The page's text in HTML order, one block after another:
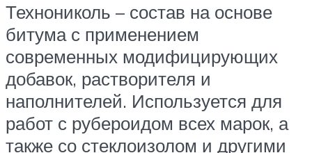
Технониколь – состав на основе
битума с применением
современных модифицирующих
добавок, растворителя и
наполнителей. Используется для
работ с рубероидом всех марок, а
также со стеклоизолом и другими